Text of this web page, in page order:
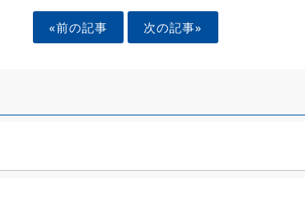
«前の記事 次の記事»